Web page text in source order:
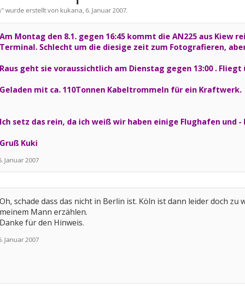
" wurde erstellt von kukana, 6. Januar 2007.
Am Montag den 8.1. gegen 16:45 kommt die AN225 aus Kiew
Terminal. Schlecht um die diesige zeit zum Fotografieren,
Raus geht sie voraussichtlich am Dienstag gegen 13:00 .
Geladen mit ca. 110Tonnen Kabeltrommeln für ein Kraftwerk.
Ich setz das rein, da ich weiß wir haben einige Flughafen und
Gruß Kuki
Januar 2007
Oh, schade dass das nicht in Berlin ist. Köln ist dann leider doch
meinem Mann erzählen.
Danke für den Hinweis.
Januar 2007